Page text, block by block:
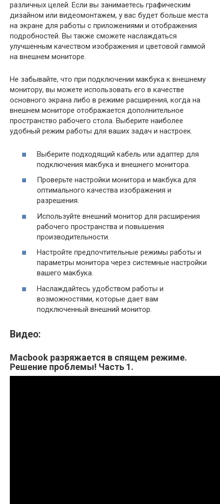
различных целей. Если вы занимаетесь графическим
дизайном или видеомонтажем, у вас будет больше места
на экране для работы с приложениями и отображения
подробностей. Вы также сможете наслаждаться
улучшенным качеством изображения и цветовой гаммой
на внешнем мониторе.
Не забывайте, что при подключении макбука к внешнему
монитору, вы можете использовать его в качестве
основного экрана либо в режиме расширения, когда на
внешнем мониторе отображается дополнительное
пространство рабочего стола. Выберите наиболее
удобный режим работы для ваших задач и настроек.
Выберите подходящий кабель или адаптер для
подключения макбука и внешнего монитора.
Проверьте настройки монитора и макбука для
оптимального качества изображения и
разрешения.
Используйте внешний монитор для расширения
рабочего пространства и повышения
производительности.
Настройте предпочтительные режимы работы и
параметры монитора через системные настройки
вашего макбука.
Наслаждайтесь удобством работы и
возможностями, которые дает вам
подключенный внешний монитор.
Видео:
Macbook разряжается в спящем режиме.
Решение проблемы! Часть 1.